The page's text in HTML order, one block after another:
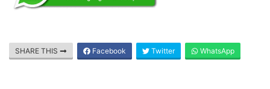
SHARE THIS Facebook Twitter WhatsApp